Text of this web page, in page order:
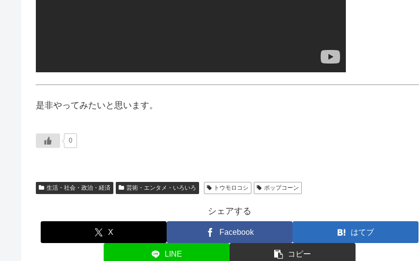
是非やってみたいと思います。
0
生活・社会・政治・経済 芸術・エンタメ・いろいろ トウモロコシ ポップコーン
シェアする
X Facebook はてブ
LINE コピー